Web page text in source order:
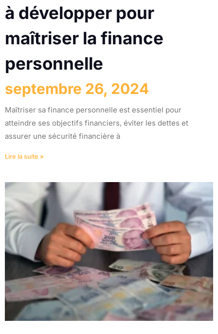
à développer pour
maîtriser la finance
personnelle
septembre 26, 2024
Maîtriser sa finance personnelle est essentiel pour
atteindre ses objectifs financiers, éviter les dettes et
assurer une sécurité financière à
Lire la suite »